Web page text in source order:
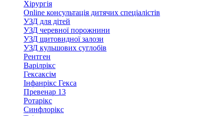
Хірургія
Online консультація дитячих спеціалістів
УЗД для дітей
УЗД черевної порожнини
УЗД щитовидної залози
УЗД кульшових суглобів
Рентген
Варілрікс
Гексаксім
Інфанрікс Гекса
Превенар 13
Ротарікс
Синфлорікс